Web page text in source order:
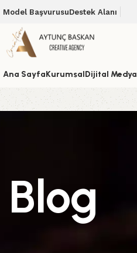
Model BaşvurusuDestek Alanı
Ana SayfaKurumsalDijital Medya
Blog